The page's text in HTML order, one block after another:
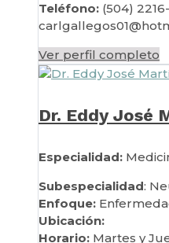
Teléfono: (504)
Ver perfil completo
Dr. Eddy José
Especialidad:
Subespecialidad:
Enfoque:
Ubicación:
Horario: Martes y